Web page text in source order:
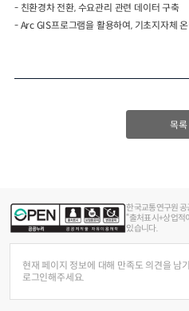
- 친환경차 전환, 수요관리 관련 데이터 구축
- Arc GIS프로그램을 활용하여, 기초지자체
목록
한국교통연구원
“출처표시+상업적
있습니다.
현재 페이지 정보에 대해 만족도 의견을 남
로그인해주세요.